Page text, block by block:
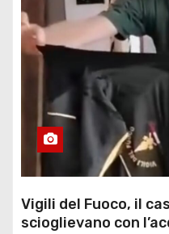
Vigili del Fuoco, il
scioglievano con